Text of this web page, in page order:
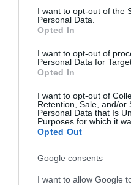
consent section.
I want to opt-out of the
Personal Data.
Opted In
I want to opt-out of
Personal Data for
Opted In
I want to opt-out of
Retention, Sale, and/or
Personal Data that Is
Purposes for which it
Opted Out
Google consents
I want to allow Google
2026-08-06.
3 ok, amiért egy idősebb